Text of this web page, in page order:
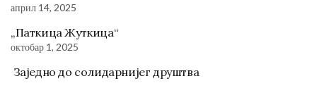
април 14, 2025
„Паткица Жуткица“
октобар 1, 2025
Заједно до солидарнијег друштва